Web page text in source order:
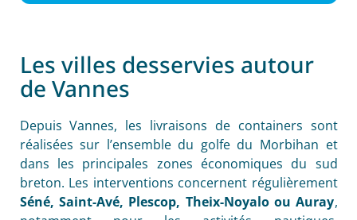
Les villes desservies autour
de Vannes
Depuis Vannes, les livraisons de containers sont
réalisées sur l’ensemble du golfe du Morbihan et
dans les principales zones économiques du sud
breton. Les interventions concernent régulièrement
Séné, Saint-Avé, Plescop, Theix-Noyalo ou Auray,